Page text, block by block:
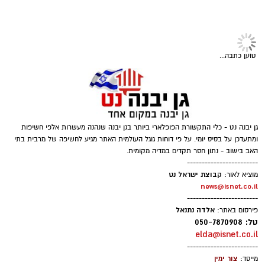
גיוס
במסגרת התפקיד יידרש המועמד להוביל את תחום
החינוך וההדרכה במוזיאון, לנהל ולהוביל צוות
מקצועי, לפתח תוכניות חינוכיות, ליצור אירועי תוכן
ופרויקטים ייחודיים ולעבוד מול קהלים מגוונים, תוך
חיבור בין עולם התרבות, החינוך והקהילה.
בין דרישות התפקיד:
תואר אקדמי המוכר על ידי המועצה להשכלה
גבוהה.
ניסיון בפיתוח הדרכה ועמידה מול קהל.
ניסיון ויכולת בניהול והובלת צוות.
גן יבנה נט - כלי התקשורת הפופלארי ביותר בגן יבנה שנהנה מעשרות אלפי חשיפות
ומתעדכן על בסיס יומי. על פי דוחות גוגל העולמית האתר מגיע לחשיפה של מרבית בתי
האב בישוב - נתון חסר תקדים במדיה מקומית.
------------------------
מוציא לאור:קבוצת ישראל נט
news@isnet.co.il
------------------------
פירסום באתר:אלדה נתנאל
טל: 050-7870908
elda@isnet.co.il